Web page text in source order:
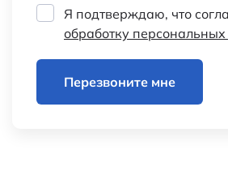
Я подтверждаю, что
обработку
Перезвоните мне